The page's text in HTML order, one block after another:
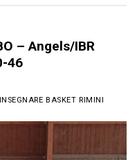
– Angels/IBR
46
INSEGNARE BASKET RIMINI